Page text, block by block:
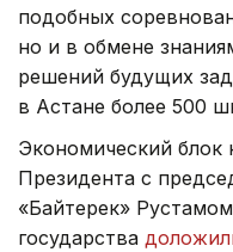
подобных
но и в обмене
решений будущих
в Астане более 500
Экономический блок
Президента с
«Байтерек»
государства